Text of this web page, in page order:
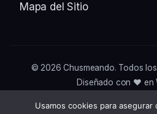
Mapa del Sitio
© 2026Chusmeando. Todos
Diseñado con ❤️ en
Usamos cookies para asegurar